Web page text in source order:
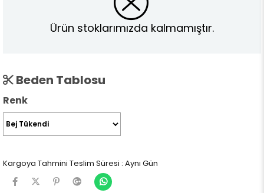
Ürün stoklarımızda kalmamıştır.
Beden Tablosu
Renk
Kargoya Tahmini Teslim Süresi : Aynı Gün